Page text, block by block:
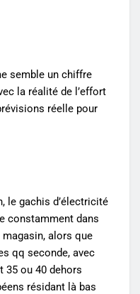
semble un chiffre
la réalité de l’effort
réelle pour
le gachis d’électricité
constamment dans
alors que
qq seconde, avec
35 ou 40 dehors
résidant là bas